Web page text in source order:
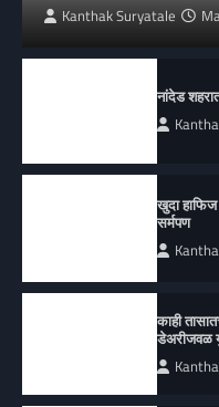
Kanthak Suryatale
नांदेड
खुदा
सर्मपण
काही
डेअरीजवळ